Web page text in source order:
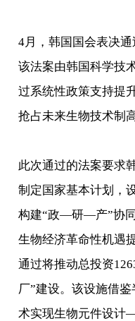
4月，韩国国会表决通
该法案由韩国科学技
过系统性政策支持提
抢占未来生物技术制高
此次通过的法案要求
制定国家基本计划，
构建“政—研—产”协
生物经济革命性机遇
通过将推动总投资
厂”建设。该设施借
术实现生物元件设计